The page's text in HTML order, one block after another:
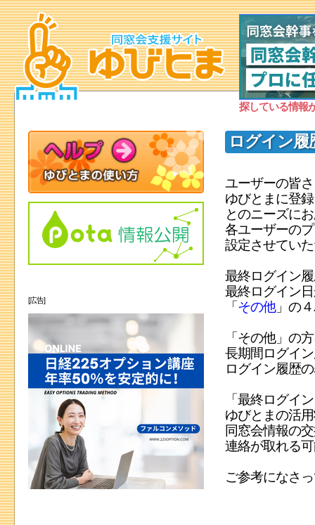
探している情報
ログイン履
ユーザーの皆
ゆびとまに登
とのニーズに
各ユーザーの
設定させてい
最終ログイン
最終ログイン
「 その他」の
「その他」の
長期間ログイ
ログイン履歴
「最終ログイ
ゆびとまの活
同窓会情報の
連絡が取れる
ご参考になさ
[広告]